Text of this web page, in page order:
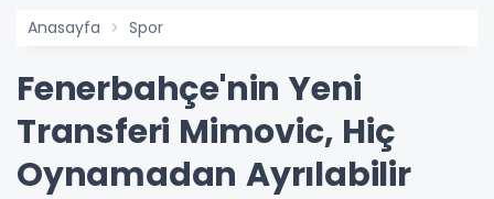
Anasayfa Spor
Fenerbahçe'nin Yeni
Transferi Mimovic, Hiç
Oynamadan Ayrılabilir